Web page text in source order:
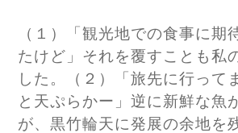
（１）「観光地での食事に期
たけど」それを覆すことも私
した。（２）「旅先に行って
と天ぷらかー」逆に新鮮な魚
が、黒竹輪天に発展の余地を